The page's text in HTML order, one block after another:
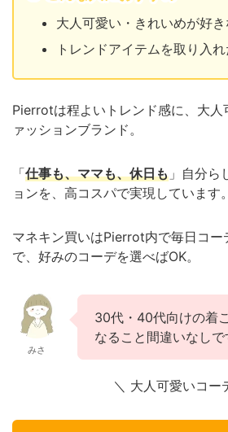
大人可愛い・きれいめが好き
トレンドアイテムを取り入れ
Pierrotは程よいトレンド感に、大人
ァッションブランド。
「仕事も、ママも、休日も 」自分ら
ョンを、高コスパで実現しています。
マネキン買いはPierrot内で毎日コー
で、好みのコーデを選べばOK。
みさ
30代・40代向けの着
なること間違いなしで
＼ 大人可愛いコー